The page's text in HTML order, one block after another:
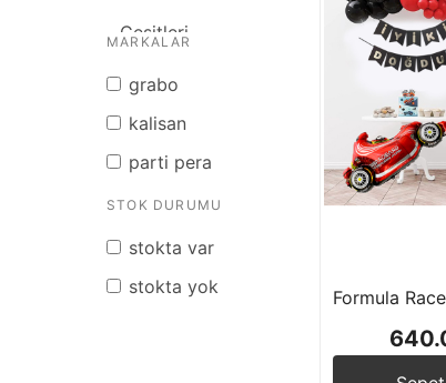
Çeşitleri
Erkek Çocuk
Kız Çocuk Setleri
MARKALAR
grabo
kalisan
parti pera
STOK DURUMU
stokta var
stokta yok